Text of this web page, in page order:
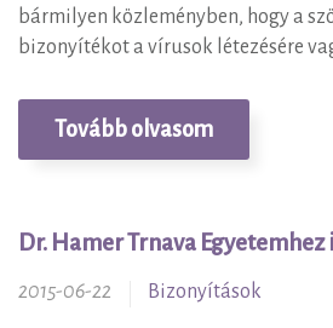
bármilyen közleményben, hogy a
bizonyítékot a vírusok létezésére
Tovább olvasom
Dr. Hamer Trnava
2015-06-22 Bizonyítások